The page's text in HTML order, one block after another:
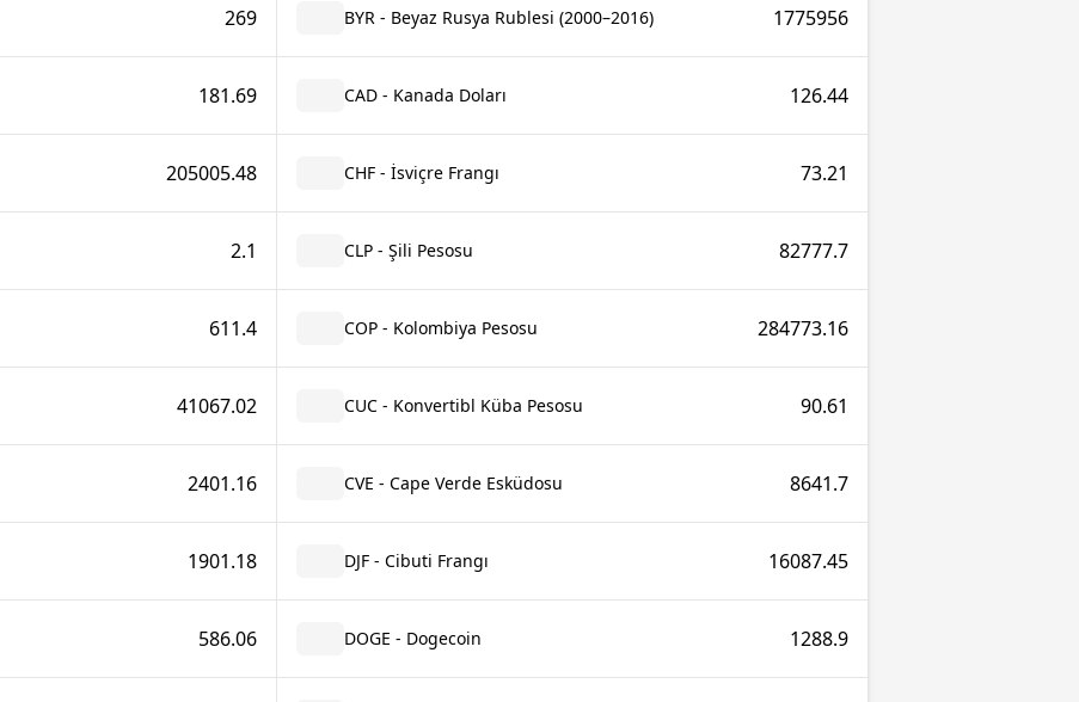
269 BYR - Beyaz Rusya Rublesi (2000–2016) 1775956
181.69 CAD - Kanada Doları 126.44
205005.48 CHF - İsviçre Frangı 73.21
2.1 CLP - Şili Pesosu 82777.7
611.4 COP - Kolombiya Pesosu 284773.16
41067.02 CUC - Konvertibl Küba Pesosu 90.61
2401.16 CVE - Cape Verde Esküdosu 8641.7
1901.18 DJF - Cibuti Frangı 16087.45
586.06 DOGE - Dogecoin 1288.9